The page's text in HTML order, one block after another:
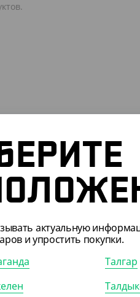
АРТ. 2403407
40 200
(67
Упаковка для роллов,
актуальную
и упростить покупки.
Талгар